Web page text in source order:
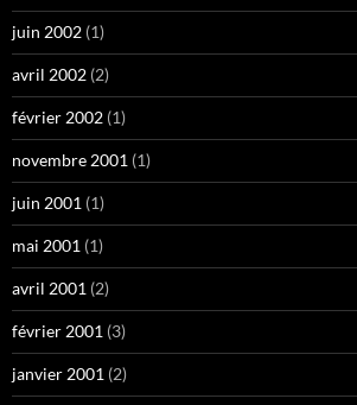
juin 2002 (1)
avril 2002 (2)
février 2002 (1)
novembre 2001 (1)
juin 2001 (1)
mai 2001 (1)
avril 2001 (2)
février 2001 (3)
janvier 2001 (2)